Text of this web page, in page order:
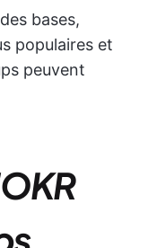
bases,
populaires et
peuvent